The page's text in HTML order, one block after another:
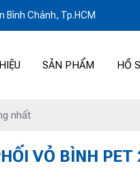
Bình Chánh, Tp.HCM
SẢN PHẨM HỒ
nhất
VỎ BÌNH